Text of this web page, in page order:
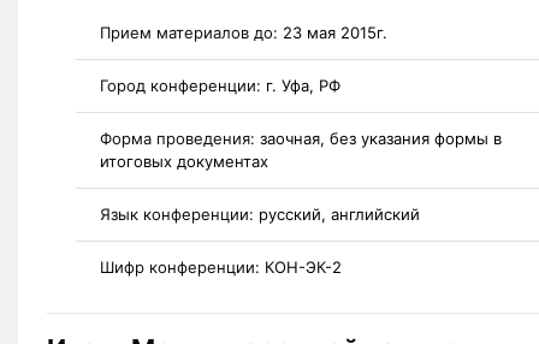
Прием материалов до: 23 мая 2015г.
Город конференции: г. Уфа, РФ
Форма проведения: заочная, без указания формы в
итоговых документах
Язык конференции: русский, английский
Шифр конференции: КОН-ЭК-2